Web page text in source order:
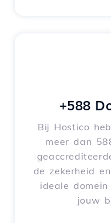
+588
Bij Hostico
meer dan
de zekerheid
ideale
jouw